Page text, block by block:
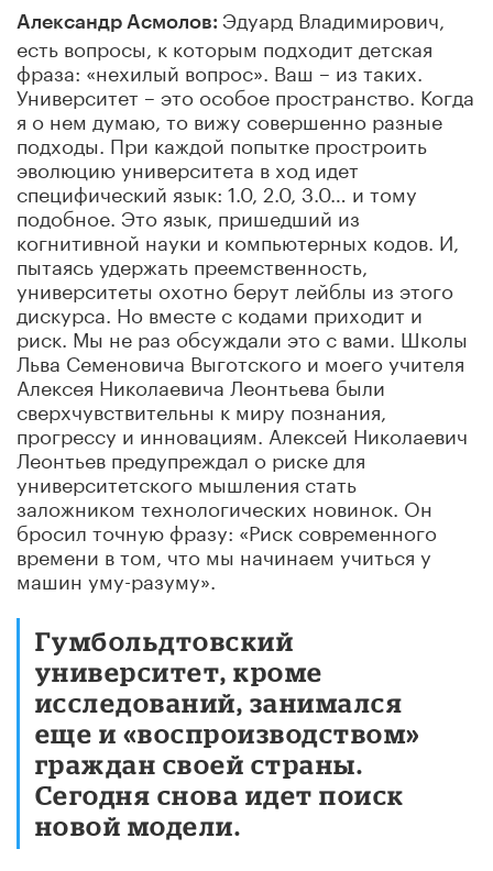
Александр Асмолов: Эдуард Владимирович,
есть вопросы, к которым подходит детская
фраза: «нехилый вопрос». Ваш – из таких.
Университет – это особое пространство. Когда
я о нем думаю, то вижу совершенно разные
подходы. При каждой попытке простроить
эволюцию университета в ход идет
специфический язык: 1.0, 2.0, 3.0… и тому
подобное. Это язык, пришедший из
когнитивной науки и компьютерных кодов. И,
пытаясь удержать преемственность,
университеты охотно берут лейблы из этого
дискурса. Но вместе с кодами приходит и
риск. Мы не раз обсуждали это с вами. Школы
Льва Семеновича Выготского и моего учителя
Алексея Николаевича Леонтьева были
сверхчувствительны к миру познания,
прогрессу и инновациям. Алексей Николаевич
Леонтьев предупреждал о риске для
университетского мышления стать
заложником технологических новинок. Он
бросил точную фразу: «Риск современного
времени в том, что мы начинаем учиться у
машин уму-разуму».
Гумбольдтовский
университет, кроме
исследований, занимался
еще и «воспроизводством»
граждан своей страны.
Сегодня снова идет поиск
новой модели.